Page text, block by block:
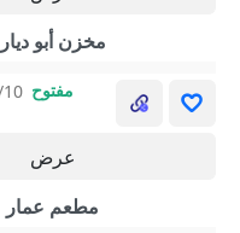
مخزن أبو ديار
مفتوح
عرض
مطعم عمار